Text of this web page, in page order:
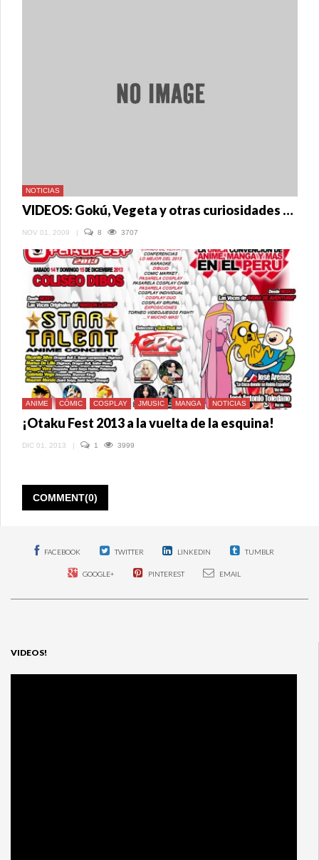
NOTICIAS
VIDEOS: Gokú, Vegeta y otras curiosidades del OtakuFest Perú 2009
NOV 01, 2009 | 8 3707
ANIME CÓMIC COSPLAY JMUSIC MANGA NOTICIAS
¡Otaku Fest 2013 a la vuelta de la esquina!
DIC 01, 2013 | 1 3999
COMMENT(0)
FACEBOOK TWITTER LINKEDIN TUMBLR
GOOGLE+ PINTEREST EMAIL
VIDEOS!